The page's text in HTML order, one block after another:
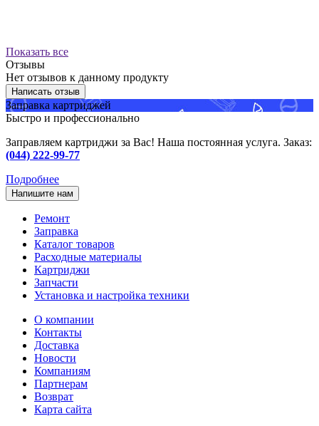
Показать все
Отзывы
Нет отзывов к данному продукту
Написать отзыв
Заправка картриджей
Быстро и профессионально
Заправляем картриджи за Вас! Наша постоянная услуга. Заказ:
(044) 222-99-77
Подробнее
Напишите нам
Ремонт
Заправка
Каталог товаров
Расходные материалы
Картриджи
Запчасти
Установка и настройка техники
О компании
Контакты
Доставка
Новости
Компаниям
Партнерам
Возврат
Карта сайта